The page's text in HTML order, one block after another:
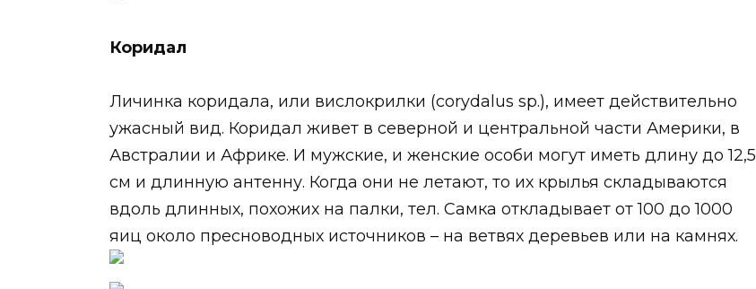
Коридал
Личинка коридала, или вислокрилки (corydalus sp.), имеет действительно
ужасный вид. Коридал живет в северной и центральной части Америки, в
Австралии и Африке. И мужские, и женские особи могут иметь длину до 12,5
см и длинную антенну. Когда они не летают, то их крылья складываются
вдоль длинных, похожих на палки, тел. Самка откладывает от 100 до 1000
яиц около пресноводных источников – на ветвях деревьев или на камнях.